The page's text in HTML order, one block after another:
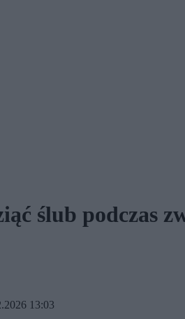
ślub podczas
13:03